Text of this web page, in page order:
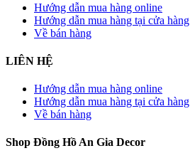
Hướng dẫn mua hàng online
Hướng dẫn mua hàng tại cửa hàng
Về bán hàng
LIÊN HỆ
Hướng dẫn mua hàng online
Hướng dẫn mua hàng tại cửa hàng
Về bán hàng
Shop Đồng Hồ An Gia Decor